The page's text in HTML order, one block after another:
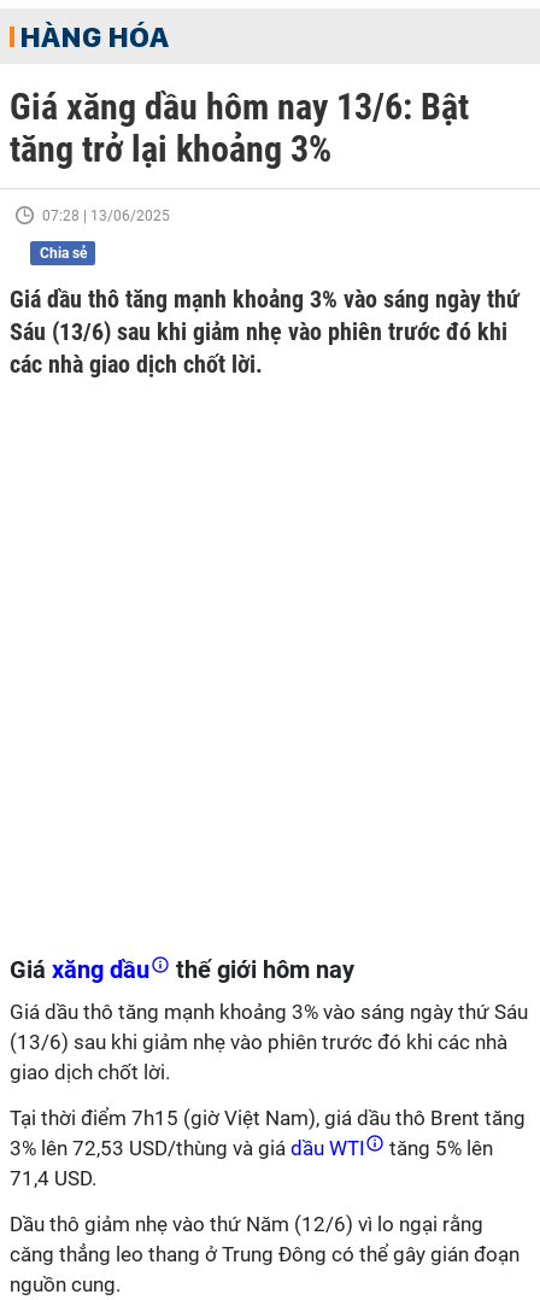
HÀNG HÓA
Giá xăng dầu hôm nay 13/6: Bật
tăng trở lại khoảng 3%
07:28 | 13/06/2025
Chia sẻ
Giá dầu thô tăng mạnh khoảng 3% vào sáng ngày thứ
Sáu (13/6) sau khi giảm nhẹ vào phiên trước đó khi
các nhà giao dịch chốt lời.
Giá xăng dầu thế giới hôm nay
Giá dầu thô tăng mạnh khoảng 3% vào sáng ngày thứ Sáu
(13/6) sau khi giảm nhẹ vào phiên trước đó khi các nhà
giao dịch chốt lời.
Tại thời điểm 7h15 (giờ Việt Nam), giá dầu thô Brent tăng
3% lên 72,53 USD/thùng và giá dầu WTI
tăng 5% lên
71,4 USD.
Dầu thô giảm nhẹ vào thứ Năm (12/6) vì lo ngại rằng
căng thẳng leo thang ở Trung Đông có thể gây gián đoạn
nguồn cung.